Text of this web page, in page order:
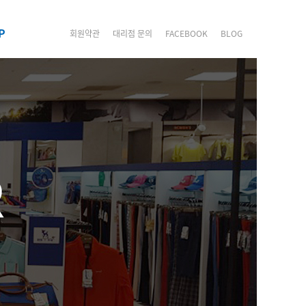
회원약관 대리점 문의 FACEBOOK BLOG